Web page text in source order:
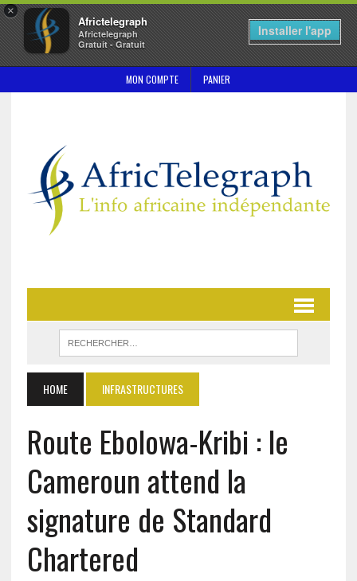
×
Africtelegraph
Africtelegraph
Gratuit - Gratuit
Installer l'app
MON COMPTE PANIER
HOME INFRASTRUCTURES
Route Ebolowa-Kribi : le
Cameroun attend la
signature de Standard
Chartered